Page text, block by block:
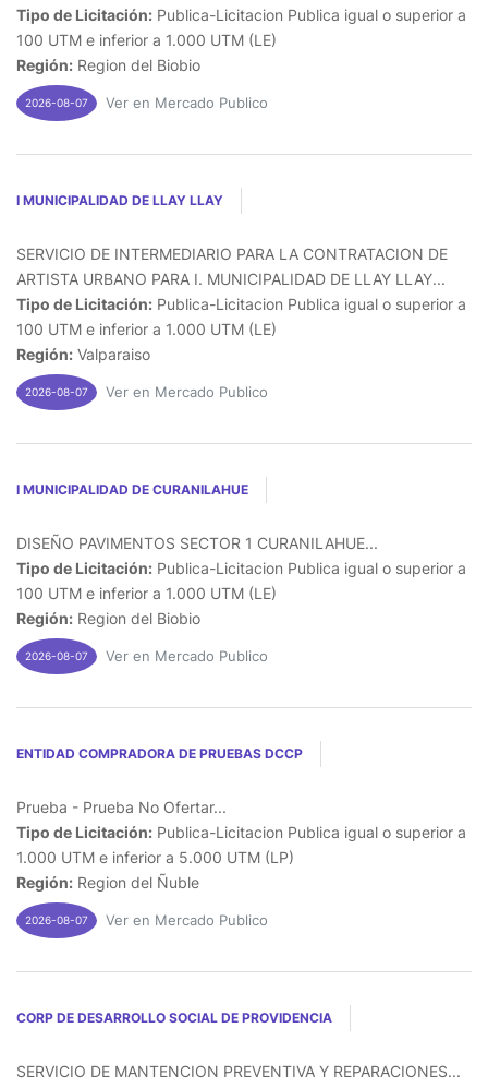
Tipo de Licitación: Publica-Licitacion Publica igual o superior a
100 UTM e inferior a 1.000 UTM (LE)
Región: Region del Biobio
2026-08-07 Ver en Mercado Publico
I MUNICIPALIDAD DE LLAY LLAY
SERVICIO DE INTERMEDIARIO PARA LA CONTRATACION DE
ARTISTA URBANO PARA I. MUNICIPALIDAD DE LLAY LLAY...
Tipo de Licitación: Publica-Licitacion Publica igual o superior a
100 UTM e inferior a 1.000 UTM (LE)
Región: Valparaiso
2026-08-07 Ver en Mercado Publico
I MUNICIPALIDAD DE CURANILAHUE
DISEÑO PAVIMENTOS SECTOR 1 CURANILAHUE...
Tipo de Licitación: Publica-Licitacion Publica igual o superior a
100 UTM e inferior a 1.000 UTM (LE)
Región: Region del Biobio
2026-08-07 Ver en Mercado Publico
ENTIDAD COMPRADORA DE PRUEBAS DCCP
Prueba - Prueba No Ofertar...
Tipo de Licitación: Publica-Licitacion Publica igual o superior a
1.000 UTM e inferior a 5.000 UTM (LP)
Región: Region del Ñuble
2026-08-07 Ver en Mercado Publico
CORP DE DESARROLLO SOCIAL DE PROVIDENCIA
SERVICIO DE MANTENCION PREVENTIVA Y REPARACIONES...